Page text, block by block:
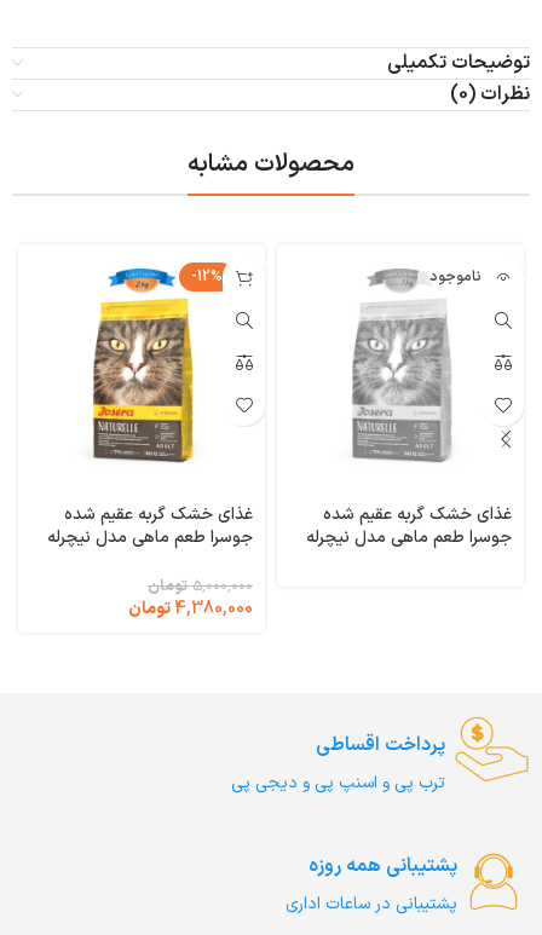
توضیحات تکمیلی
نظرات (0)
محصولات مشابه
ناموجود
غذای خشک گربه عقیم شده
جوسرا طعم ماهی مدل نیچرله
-12%
غذای خشک گربه عقیم شده
جوسرا طعم ماهی مدل نیچرله
Josera
5,000,000 تومان
4,380,000تومان
پرداخت اقساطی
ترب‌ پی و اسنپ پی و دیجی پی
پشتیبانی همه روزه
پشتیبانی در ساعات اداری